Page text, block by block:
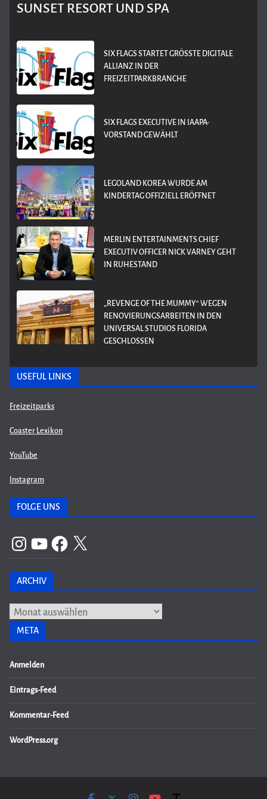
SUNSET RESORT UND SPA
SIX FLAGS STARTET GRÖSSTE DIGITALE A
LLIANZ IN DER F
REIZEITPARKBRANCHE
SIX FLAGS EXECUTIVE IN IAAPA-
VORSTAND GEWÄHLT
LEGOLAND KOREA WURDE AM
KINDERTAG OFFIZIELL ERÖFFNET
MERLIN ENTERTAINMENTS CHIEF
EXECUTIV OFFICER NICK VARNEY GEHT
IN RUHESTAND
„REVENGE OF THE MUMMY“ WEGEN
RENOVIERUNGSARBEITEN IN DEN
UNIVERSAL STUDIOS FLORIDA
GESCHLOSSEN
USEFUL LINKS
Freizeitparks
Coaster Lexikon
YouTube
Instagram
FOLGE UNS
InstagramYouTubeFacebook
X
ARCHIV
Archiv
META
Anmelden
Eintrags-Feed
Kommentar-Feed
WordPress.org